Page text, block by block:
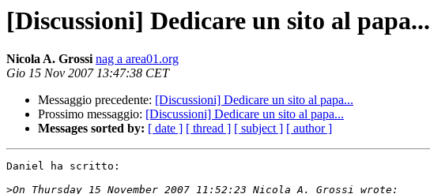
[Discussioni] Dedicare un sito al papa...
Nicola A. Grossi nag a area01.org
Gio 15 Nov 2007 13:47:38 CET
Messaggio precedente: [Discussioni] Dedicare un sito al papa...
Prossimo messaggio: [Discussioni] Dedicare un sito al papa...
Messages sorted by: [ date ] [ thread ] [ subject ] [ author ]
Daniel ha scritto:
>